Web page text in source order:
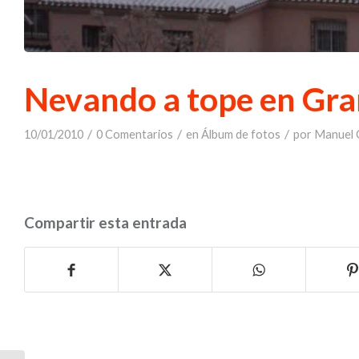
Nevando a tope en
10/01/2010 / 0 Comentarios / en Álbum de fotos / por Manuel
Compartir esta entrada